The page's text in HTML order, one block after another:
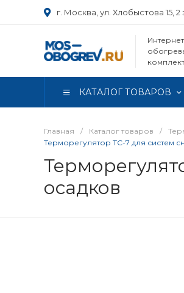
г. Москва, ул. Хлобыстова 15, 2
КАТАЛОГ ТОВАРОВ
Главная / Каталог товаров /
Терморегулятор ТС-7 для систем
осадков